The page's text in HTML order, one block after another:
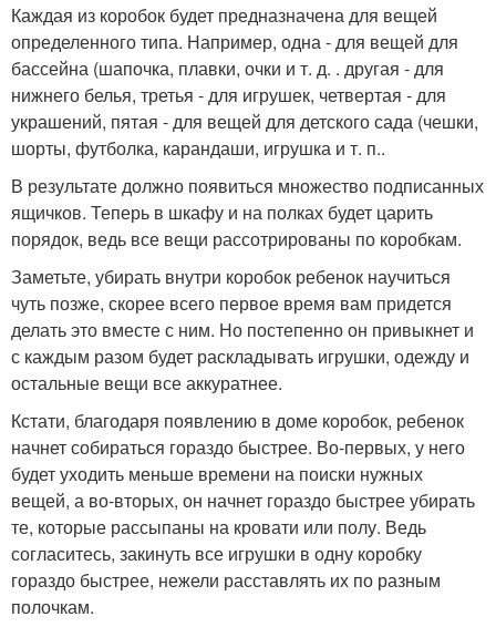
Каждая из коробок будет предназначена для вещей
определенного типа. Например, одна - для вещей для
бассейна (шапочка, плавки, очки и т. д. . другая - для
нижнего белья, третья - для игрушек, четвертая - для
украшений, пятая - для вещей для детского сада (чешки,
шорты, футболка, карандаши, игрушка и т. п..
В результате должно появиться множество подписанных
ящичков. Теперь в шкафу и на полках будет царить
порядок, ведь все вещи рассотрированы по коробкам.
Заметьте, убирать внутри коробок ребенок научиться
чуть позже, скорее всего первое время вам придется
делать это вместе с ним. Но постепенно он привыкнет и
с каждым разом будет раскладывать игрушки, одежду и
остальные вещи все аккуратнее.
Кстати, благодаря появлению в доме коробок, ребенок
начнет собираться гораздо быстрее. Во-первых, у него
будет уходить меньше времени на поиски нужных
вещей, а во-вторых, он начнет гораздо быстрее убирать
те, которые рассыпаны на кровати или полу. Ведь
согласитесь, закинуть все игрушки в одну коробку
гораздо быстрее, нежели расставлять их по разным
полочкам.